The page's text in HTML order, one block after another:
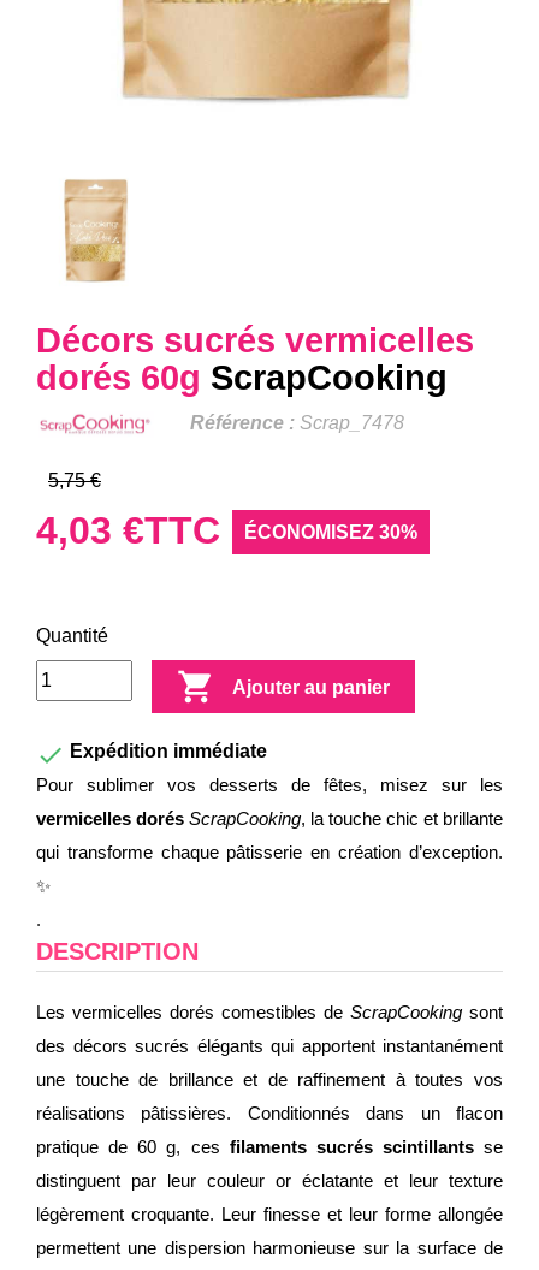
Décors sucrés vermicelles
dorés 60g ScrapCooking
Référence : Scrap_7478
5,75 €
4,03 €TTC ÉCONOMISEZ 30%
Quantité
 Ajouter au panier
 Expédition immédiate
Pour sublimer vos desserts de fêtes, misez sur les
vermicelles dorés ScrapCooking, la touche chic et brillante
qui transforme chaque pâtisserie en création d’exception.
✨
.
DESCRIPTION
Les vermicelles dorés comestibles de ScrapCooking sont
des décors sucrés élégants qui apportent instantanément
une touche de brillance et de raffinement à toutes vos
réalisations pâtissières. Conditionnés dans un flacon
pratique de 60 g, ces filaments sucrés scintillantsse
distinguent par leur couleur or éclatante et leur texture
légèrement croquante. Leur finesse et leur forme allongée
permettent une dispersion harmonieuse sur la surface de